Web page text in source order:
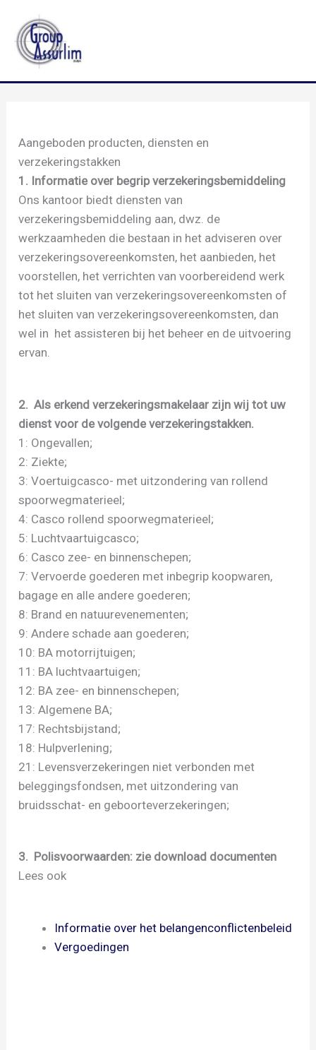
naar
inhoud
Aangeboden producten, diensten en
verzekeringstakken
1. Informatie over begrip verzekeringsbemiddeling
Ons kantoor biedt diensten van
verzekeringsbemiddeling aan, dwz. de
werkzaamheden die bestaan in het adviseren over
verzekeringsovereenkomsten, het aanbieden, het
voorstellen, het verrichten van voorbereidend werk
tot het sluiten van verzekeringsovereenkomsten of
het sluiten van verzekeringsovereenkomsten, dan
wel in het assisteren bij het beheer en de uitvoering
ervan.
2. Als erkend verzekeringsmakelaar zijn wij tot uw
dienst voor de volgende verzekeringstakken.
1: Ongevallen;
2: Ziekte;
3: Voertuigcasco- met uitzondering van rollend
spoorwegmaterieel;
4: Casco rollend spoorwegmaterieel;
5: Luchtvaartuigcasco;
6: Casco zee- en binnenschepen;
7: Vervoerde goederen met inbegrip koopwaren,
bagage en alle andere goederen;
8: Brand en natuurevenementen;
9: Andere schade aan goederen;
10: BA motorrijtuigen;
11: BA luchtvaartuigen;
12: BA zee- en binnenschepen;
13: Algemene BA;
17: Rechtsbijstand;
18: Hulpverlening;
21: Levensverzekeringen niet verbonden met
beleggingsfondsen, met uitzondering van
bruidsschat- en geboorteverzekeringen;
3. Polisvoorwaarden: zie download documenten
Lees ook
Informatie over het belangenconflictenbeleid
Vergoedingen